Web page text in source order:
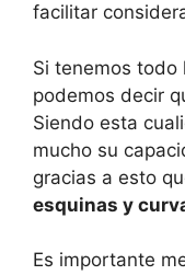
facilitar
Si tenemos todo
podemos decir
Siendo esta
mucho su
gracias a esto
esquinas y
Es importante